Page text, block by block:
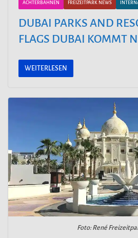
ACHTERBAHNEN FREIZEITPARK NEWS
DUBAI PARKS AND
FLAGS DUBAI KOMMT
WEITERLESEN
Foto: René